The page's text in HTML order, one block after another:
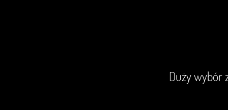
Duży wybór